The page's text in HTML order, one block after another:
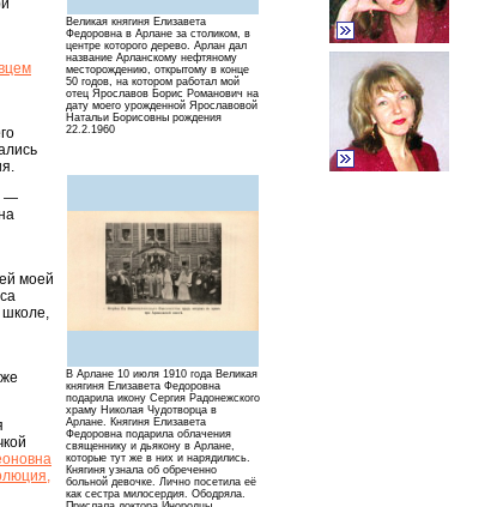
Великая княгиня Елизавета
Федоровна в Арлане за столиком, в
центре которого дерево. Арлан дал
название Арланскому нефтяному
месторождению, открытому в конце
50 годов, на котором работал мой
отец Ярославов Борис Романович на
дату моего урожденной Ярославовой
Натальи Борисовны рождения
22.2.1960
В Арлане 10 июля 1910 года Великая
княгиня Елизавета Федоровна
подарила икону Сергия Радонежского
храму Николая Чудотворца в
Арлане. Княгиня Елизавета
Федоровна подарила облачения
священнику и дьякону в Арлане,
которые тут же в них и нарядились.
Княгиня узнала об обреченно
больной девочке. Лично посетила её
как сестра милосердия. Ободряла.
—
моей
школе,